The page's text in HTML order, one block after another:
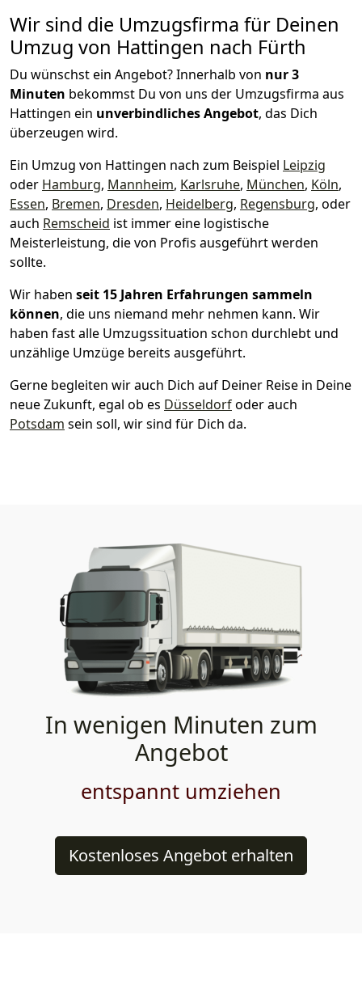
Wir sind die Umzugsfirma für Deinen
Umzug von Hattingen nach Fürth
Du wünschst ein Angebot? Innerhalb von nur 3
Minuten bekommst Du von uns der Umzugsfirma aus
Hattingen ein unverbindliches Angebot, das Dich
überzeugen wird.
Ein Umzug von Hattingen nach zum Beispiel Leipzig
oder Hamburg, Mannheim, Karlsruhe, München, Köln,
Essen, Bremen, Dresden, Heidelberg, Regensburg, oder
auch Remscheid ist immer eine logistische
Meisterleistung, die von Profis ausgeführt werden
sollte.
Wir haben seit 15 Jahren Erfahrungen sammeln
können, die uns niemand mehr nehmen kann. Wir
haben fast alle Umzugssituation schon durchlebt und
unzählige Umzüge bereits ausgeführt.
Gerne begleiten wir auch Dich auf Deiner Reise in Deine
neue Zukunft, egal ob es Düsseldorfoder auch
Potsdam sein soll, wir sind für Dich da.
In wenigen Minuten zum
Angebot
entspannt umziehen
Kostenloses Angebot erhalten